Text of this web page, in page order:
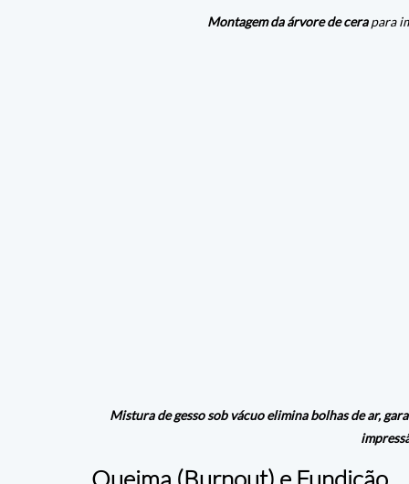
Montagem da árvore de cera para
Mistura de gesso sob vácuo elimina bolhas de ar,